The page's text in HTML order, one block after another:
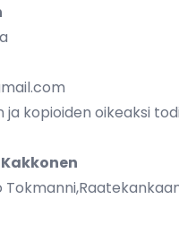
kopioiden oikeaksi